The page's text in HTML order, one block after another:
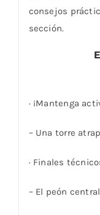
consejos
sección.
· ¡Mantenga
– Una torre
· Finales
– El peón